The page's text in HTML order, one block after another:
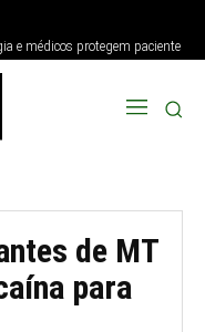
e médicos protegem paciente
de MT
para